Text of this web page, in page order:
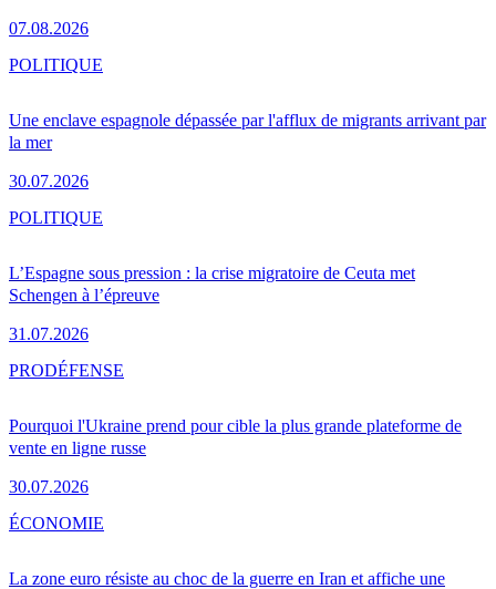
07.08.2026
Une enclave espagnole dépassée par l'afflux de migrants arrivant par
la mer
30.07.2026
POLITIQUE
L’Espagne sous pression : la crise migratoire de Ceuta met
Schengen à l’épreuve
31.07.2026
POLITIQUE
Pourquoi l'Ukraine prend pour cible la plus grande plateforme de
vente en ligne russe
30.07.2026
PRODÉFENSE
La zone euro résiste au choc de la guerre en Iran et affiche une
ÉCONOMIE